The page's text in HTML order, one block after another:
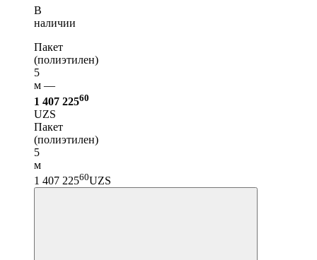
В
наличии
Пакет
(полиэтилен)
5
м —
1 407 22560
UZS
Пакет
(полиэтилен)
5
м
1 407 22560UZS